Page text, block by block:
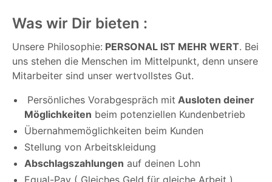
Was wir Dir bieten :
Unsere Philosophie: PERSONAL IST MEHR WERT. Bei
uns stehen die Menschen im Mittelpunkt, denn unsere
Mitarbeiter sind unser wertvollstes Gut.
Persönliches Vorabgespräch mit Ausloten deiner
Möglichkeiten beim potenziellen Kundenbetrieb
Übernahmemöglichkeiten beim Kunden
Stellung von Arbeitskleidung
Abschlagszahlungen auf deinen Lohn
Equal-Pay ( Gleiches Geld für gleiche Arbeit )